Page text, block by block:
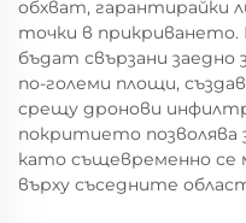
обхват, гарантирайки
точки в прикриването.
бъдат свързани
по-големи площи,
срещу дронови
покритието
като същевременно се
върху съседните